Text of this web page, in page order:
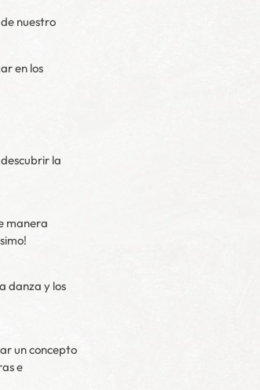
nuestro
en los
la
manera
danza y los
un concepto
e